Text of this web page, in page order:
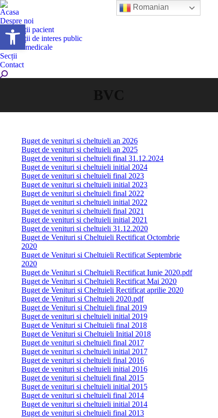
Deschide bara de unelte
Acasa
Despre noi
Informații pacient
Informații de interes public
Servicii medicale
Secții
Contact
Search:
Buget de venituri si cheltuieli an 2026
Buget de venituri si cheltuieli an 2025
Buget de venituri si cheltuieli final 31.12.2024
Buget de venituri si cheltuieli initial 2024
Buget de venituri si cheltuieli final 2023
Buget de venituri si cheltuieli initial 2023
Buget de venituri si cheltuieli final 2022
Buget de venituri si cheltuieli initial 2022
Buget de venituri si cheltuieli final 2021
Buget de venituri si cheltuieli initial 2021
Buget de venituri si cheltuieli 31.12.2020
Buget de Venituri si Cheltuieli Rectificat Octombrie
2020
Buget de Venituri si Cheltuieli Rectificat Septembrie
2020
Buget de Venituri si Cheltuieli Rectificat Iunie 2020.pdf
Buget de Venituri si Cheltuieli Rectificat Mai 2020
Buget de Venituri si Cheltuieli Rectificat aprilie 2020
Buget de Venituri si Cheltuieli 2020.pdf
Buget de Venituri si Cheltuieli final 2019
Buget de venituri si cheltuieli initial 2019
Buget de Venituri si Cheltuieli final 2018
Buget de Venituri si Cheltuieli Initial 2018
Buget de venituri si cheltuieli final 2017
Buget de venituri si cheltuieli initial 2017
Buget de venituri si cheltuieli final 2016
Buget de venituri si cheltuieli initial 2016
Buget de venituri si cheltuieli final 2015
Buget de venituri si cheltuieli initial 2015
Buget de venituri si cheltuieli final 2014
Buget de venituri si cheltuieli initial 2014
Buget de venituri si cheltuieli final 2013
Romanian